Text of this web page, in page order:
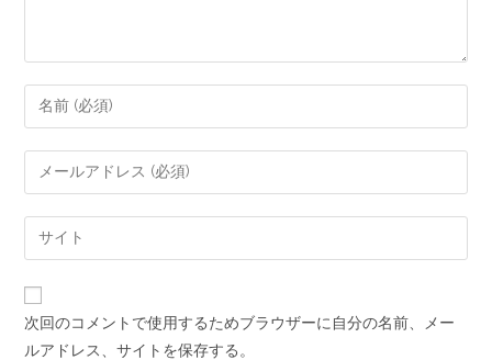
次回のコメントで使用するためブラウザーに自分の名前、メー
ルアドレス、サイトを保存する。